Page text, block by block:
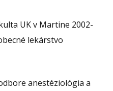
UK v Martine 2002-
lekárstvo
anestéziológia a